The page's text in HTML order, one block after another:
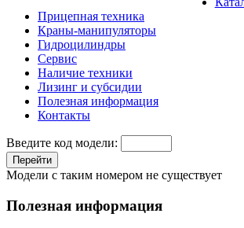
Прицепная техника
Краны-манипуляторы
Гидроцилиндры
Сервис
Наличие техники
Лизинг и субсидии
Полезная информация
Контакты
Введите код модели:
Перейти
Модели с таким номером не существует
Полезная информация